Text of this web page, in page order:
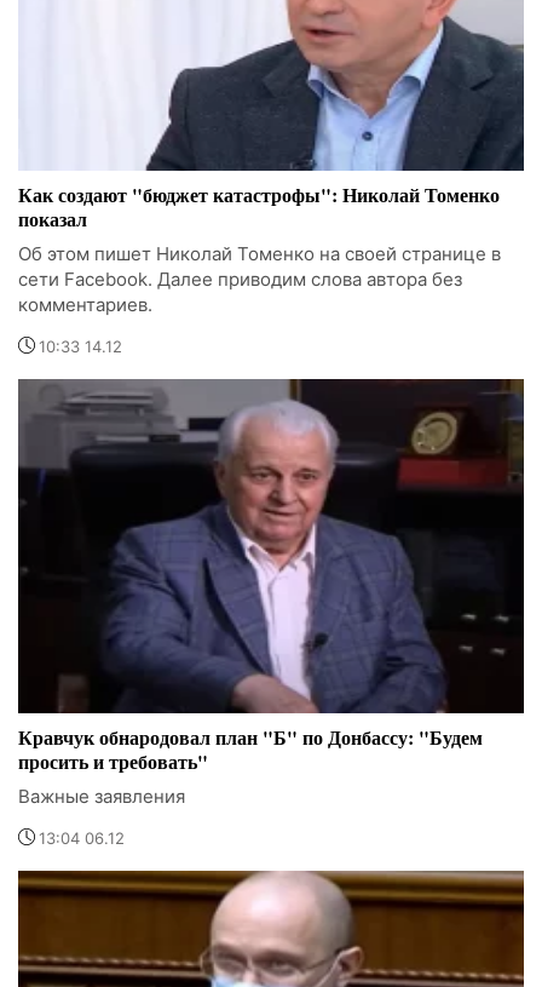
Как создают "бюджет катастрофы": Николай Томенко
показал
Об этом пишет Николай Томенко на своей странице в
сети Facebook. Далее приводим слова автора без
комментариев.
10:33 14.12
Кравчук обнародовал план "Б" по Донбассу: "Будем
просить и требовать"
Важные заявления
13:04 06.12